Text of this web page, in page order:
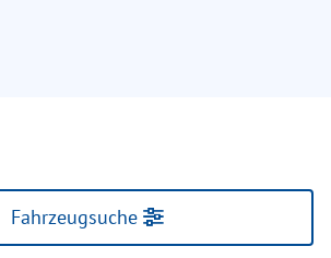
Fahrzeugsuche